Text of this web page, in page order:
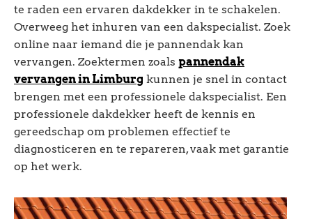
te raden een ervaren dakdekker in te schakelen.
Overweeg het inhuren van een dakspecialist. Zoek
online naar iemand die je pannendak kan
vervangen. Zoektermen zoals pannendak
vervangen in Limburg kunnen je snel in contact
brengen met een professionele dakspecialist. Een
professionele dakdekker heeft de kennis en
gereedschap om problemen effectief te
diagnosticeren en te repareren, vaak met garantie
op het werk.